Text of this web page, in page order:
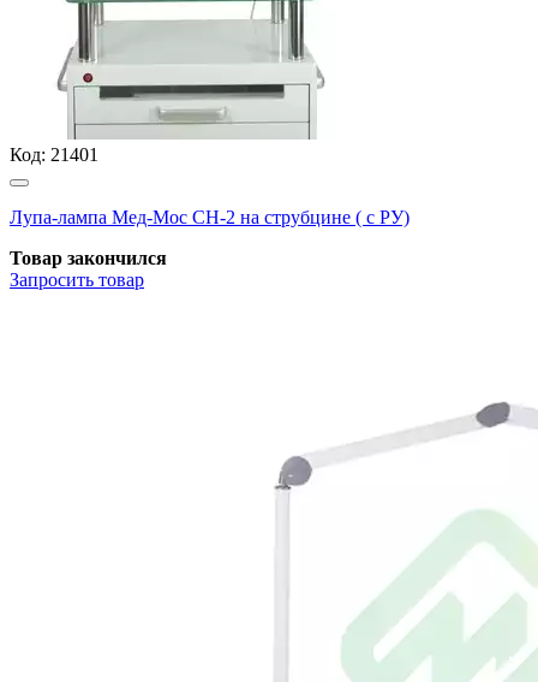
Код: 21401
Лупа-лампа Мед-Мос СН-2 на струбцине ( с РУ)
Товар закончился
Запросить товар